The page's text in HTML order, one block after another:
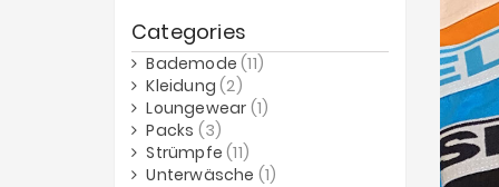
Categories
Bademode(11)
Kleidung(2)
Loungewear (1)
Packs (3)
Strümpfe(11)
Unterwäsche (1)